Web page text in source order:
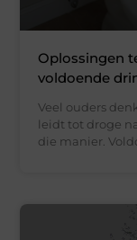
Oplossingen
voldoende
Veel ouders
leidt tot droge
die manier.